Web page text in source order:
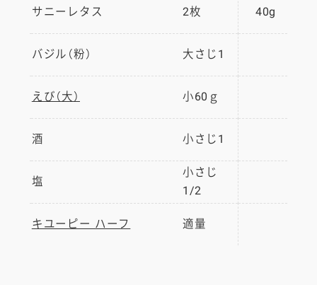
サニーレタス 2枚 40g
バジル（粉） 大さじ1
えび（大） 小60ｇ
酒 小さじ1
塩
小さじ
1/2
キユーピー ハーフ 適量